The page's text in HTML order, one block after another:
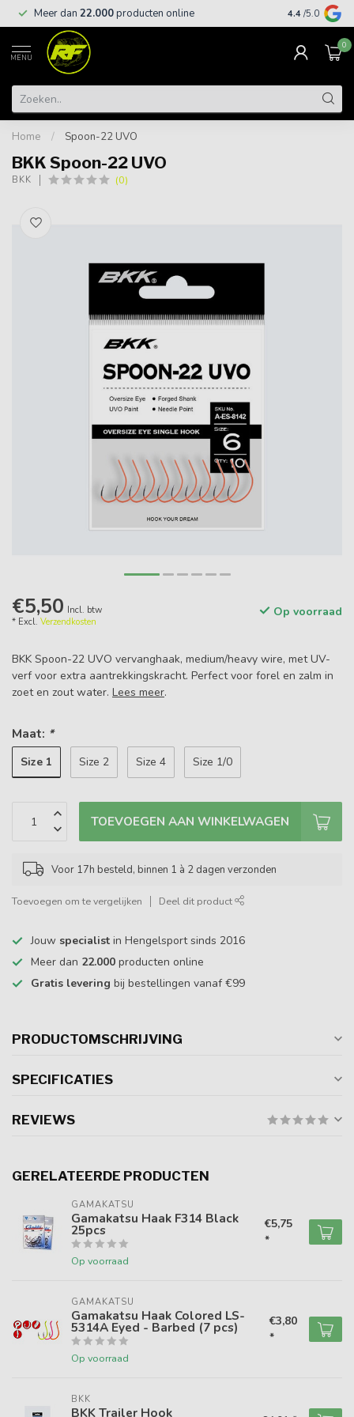
Meer dan 22.000producten online Gratis
4.4 /5.0
MENU
0
Home / Spoon-22 UVO
BKK Spoon-22 UVO
BKK (0)
€5,50 Incl. btw
* Excl. Verzendkosten
Op voorraad
BKK Spoon-22 UVO vervanghaak, medium/heavy wire, met UV-
verf voor extra aantrekkingskracht. Perfect voor forel en zalm in
zoet en zout water. Lees meer.
Maat: *
Size 1 Size 2 Size 4 Size 1/0
TOEVOEGEN AAN WINKELWAGEN
Voor 17h besteld, binnen 1 à 2 dagen verzonden
Toevoegen om te vergelijken Deel dit product
Jouw specialist in Hengelsport sinds 2016
Meer dan 22.000 producten online
Gratis levering bij bestellingen vanaf €99
PRODUCTOMSCHRIJVING
SPECIFICATIES
REVIEWS
GERELATEERDE PRODUCTEN
GAMAKATSU
Gamakatsu Haak F314 Black
25pcs
Op voorraad
€5,75
*
GAMAKATSU
Gamakatsu Haak Colored LS-
5314A Eyed - Barbed (7 pcs)
Op voorraad
€3,80
*
BKK
BKK Trailer Hook